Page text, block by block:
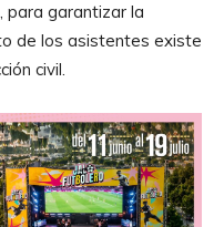
para garantizar la
de los asistentes existe
civil.